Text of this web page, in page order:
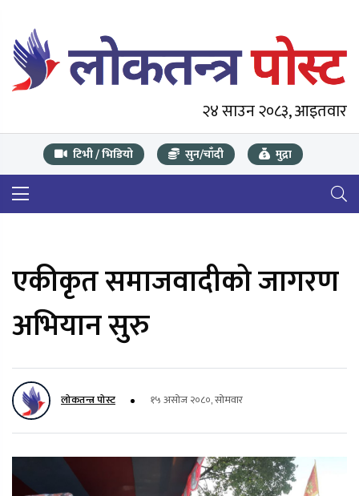
२४ साउन २०८३, आइतवार
टिभी / भिडियो सुन/चाँदी मुद्रा
एकीकृत समाजवादीको जागरण
अभियान सुरु
लोकतन्त्र पोस्ट १५ असोज २०८०, सोमवार